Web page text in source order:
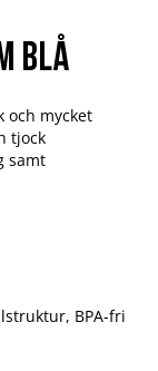
Blå
och mycket
tjock
samt
BPA-fri